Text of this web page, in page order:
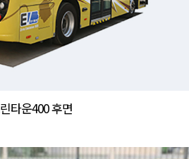
타운400 후면